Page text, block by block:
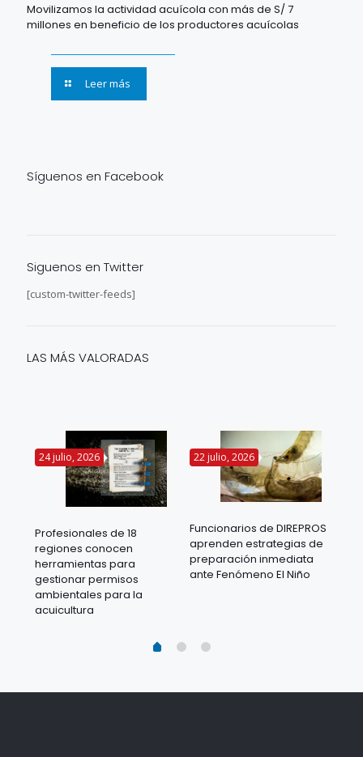
Movilizamos la actividad acuícola con más de S/ 7
millones en beneficio de los productores acuícolas
Leer más
Síguenos en Facebook
Siguenos en Twitter
[custom-twitter-feeds]
LAS MÁS VALORADAS
24 julio, 2026
Profesionales de 18
regiones conocen
herramientas para
gestionar permisos
ambientales para la
acuicultura
22 julio, 2026
Funcionarios de DIREPROS
aprenden estrategias de
preparación inmediata
ante Fenómeno El Niño